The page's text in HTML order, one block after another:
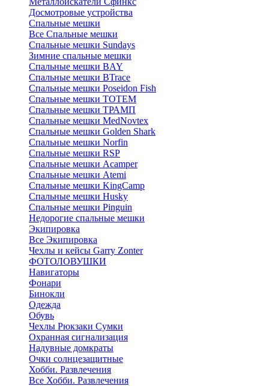
Досмотровые устройства
Спальные мешки
Все Спальные мешки
Спальные мешки Sundays
Зимние спальные мешки
Спальные мешки BAY
Спальные мешки BTrace
Спальные мешки Poseidon Fish
Спальные мешки ТОТЕМ
Спальные мешки ТРАМП
Cпальные мешки MedNovtex
Спальные мешки Golden Shark
Спальные мешки Norfin
Спальные мешки RSP
Спальные мешки Acamper
Спальные мешки Atemi
Спальные мешки KingCamp
Спальные мешки Husky
Спальные мешки Pinguin
Недорогие спальные мешки
Экипировка
Все Экипировка
Чехлы и кейсы Garry Zonter
ФОТОЛОВУШКИ
Навигаторы
Фонари
Бинокли
Одежда
Обувь
Чехлы Рюкзаки Сумки
Охранная сигнализация
Надувные домкраты
Очки солнцезащитные
Хобби. Развлечения
Все Хобби. Развлечения